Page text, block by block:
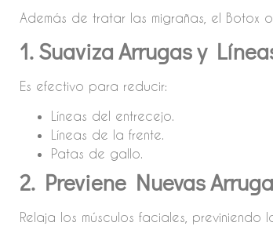
Además de tratar las migrañas, el Botox
1. Suaviza Arrugas y
Es efectivo para reducir:
Líneas del entrecejo.
Líneas de la frente.
Patas de gallo.
2. Previene Nuevas
Relaja los músculos faciales, previniendo